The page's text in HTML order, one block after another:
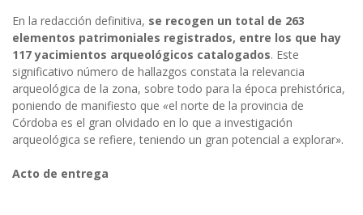
En la redacción definitiva, se recogen un total de 263
elementos patrimoniales registrados, entre los que hay
117 yacimientos arqueológicos catalogados. Este
significativo número de hallazgos constata la relevancia
arqueológica de la zona, sobre todo para la época prehistórica,
poniendo de manifiesto que «el norte de la provincia de
Córdoba es el gran olvidado en lo que a investigación
arqueológica se refiere, teniendo un gran potencial a explorar».
Acto de entrega